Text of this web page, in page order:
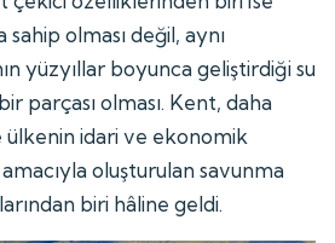
sahip olması değil, aynı
yüzyıllar boyunca geliştirdiği su
parçası olması. Kent, daha
idari ve ekonomik
oluşturulan savunma
biri hâline geldi.